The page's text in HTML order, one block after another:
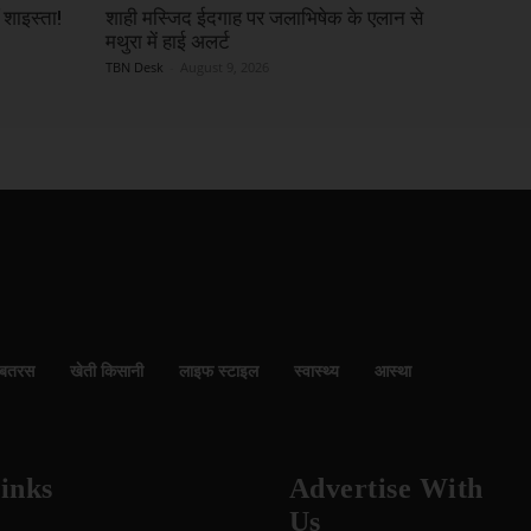
शाही मस्जिद ईदगाह पर जलाभिषेक के एलान से
मथुरा में हाई अलर्ट
TBN Desk
बतरस खेती किसानी लाइफ स्टाइल स्वास्थ्य आस्था
Advertise With
Us